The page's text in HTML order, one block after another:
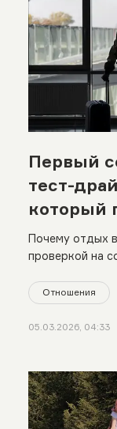
Первый
тест-
который
Почему отдых
проверкой на
Отношения
05.03.2026, 04:33